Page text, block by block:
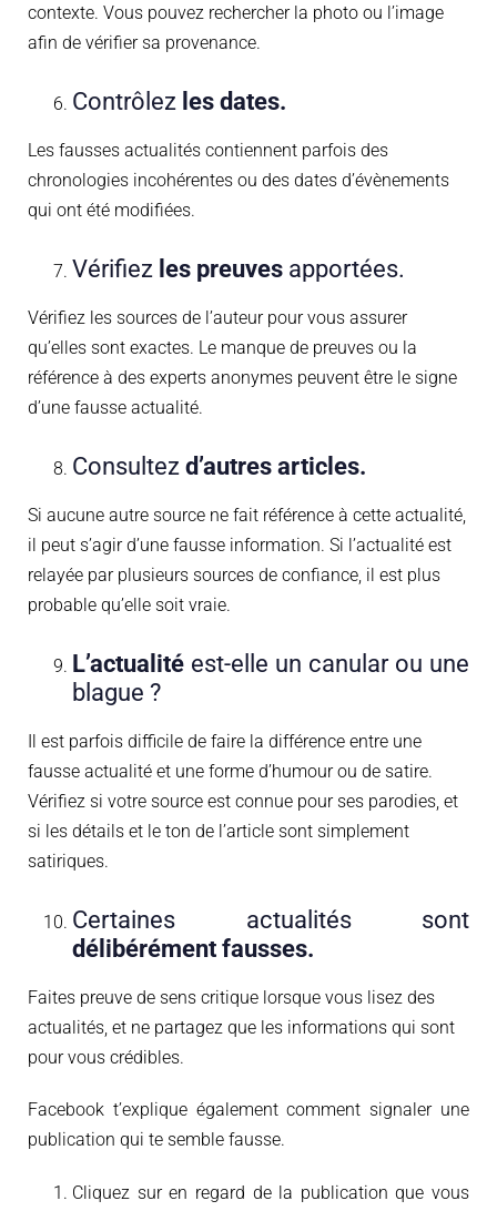
contexte. Vous pouvez rechercher la photo ou l’image
afin de vérifier sa provenance.
Contrôlez les dates.
Les fausses actualités contiennent parfois des
chronologies incohérentes ou des dates d’évènements
qui ont été modifiées.
Vérifiez les preuves apportées.
Vérifiez les sources de l’auteur pour vous assurer
qu’elles sont exactes. Le manque de preuves ou la
référence à des experts anonymes peuvent être le signe
d’une fausse actualité.
Consultez d’autres articles.
Si aucune autre source ne fait référence à cette actualité,
il peut s’agir d’une fausse information. Si l’actualité est
relayée par plusieurs sources de confiance, il est plus
probable qu’elle soit vraie.
L’actualité est-elle un canular ou une
blague ?
Il est parfois difficile de faire la différence entre une
fausse actualité et une forme d’humour ou de satire.
Vérifiez si votre source est connue pour ses parodies, et
si les détails et le ton de l’article sont simplement
satiriques.
Certaines actualités sont
délibérément fausses.
Faites preuve de sens critique lorsque vous lisez des
actualités, et ne partagez que les informations qui sont
pour vous crédibles.
Facebook t’explique également comment signaler une
publication qui te semble fausse.
Cliquez sur en regard de la publication que vous